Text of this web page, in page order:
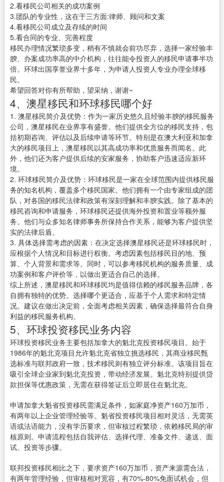
2.看移民公司相关的成功案例
3.团队的专业性，这在于三方面:律师、顾问和文案
4.看移民公司成立及存续的时间
5.看合同的专业、完善程度
移民办理情况繁琐多变，稍有不慎就会前功尽弃，选择一家经验丰
腴、办案成功率高的中介机构，往往能令投资人的移民申请事半功
倍。环球出国享誉业界十多年，为申请人投资人专业办理全球移
民。
希望回答对你有所帮助，望采纳，谢谢~
4、澳星移民和环球移民哪个好
1. 澳星移民简介及优势：作为一家历史悠久且经验丰腴的移民服务
公司，澳星移民在业界享有盛誉。他们提供全方位的移民支持，包
括初期咨询、评估以及后续申请等环节。特别是在澳大利亚和加拿
大的移民项目上，澳星移民以其高成功率和优质服务而闻名。此
外，他们还为客户提供后续的安家服务，协助客户迅速适应新环
境。
2. 环球移民简介及优势：环球移民是一家在全球范围内提供移民服
务的知名机构，覆盖多个移民国家。他们拥有一个由专家组成的团
队，对各国的移民法律和政策有深刻理解和丰腴实践。除了基本的
移民咨询和申请服务，环球移民还提供海外投资和置业等额外服
务。他们与众多知名律师事务所保持合作关系，能够为客户提供坚
实的法律后盾。
3. 具体选择需考虑的因素：在决定选择澳星移民还是环球移民时，
应根据个人情况和目标进行权衡。考虑因素包括移民目的地、预
算、个人背景和需求等。同时，可以参考移民机构的服务质量、成
功案例和客户评价等，以做出更适合自己的选择。
综上所述，澳星移民和环球移民均是值得信赖的移民服务品牌，各
自拥有独特的优势。选择哪个更适合，应基于个人需求和特定情
况。建议在做出决定前，全面考虑相关因素，确保选择最符合自身
利益的移民服务机构。
5、环球投资移民业务内容
环球投资移民业务主要包括加拿大的魁北克投资移民项目。始于
1986年的魁北克项目允许魁北克省独立挑选移民，其商业移民甄
选标准与联邦政府一致，技术移民则有独立评分标准。该项目旨在
吸引全球企业家到魁北克投资，带动经济发展。魁北克特别提供贷
款担保等优惠政策，无需在获得签证后立即居住在魁北克。
申请加拿大魁省投资移民需满足条件，如家庭净资产160万加币，
有两年以上企业管理经验等。魁省投资移民项目相对灵活，无需英
语或法语能力，没有学历要求，但审核过程繁琐，依赖移民局的审
核原则。申请流程包括自我评估、选择代理、准备文件、递送、面
试、投资等步骤。
联邦投资移民相比之下，要求资产160万加币，资产来源需合法，
有两年管理经验，但审核相对宽容，有70%-80%免面试机会，但